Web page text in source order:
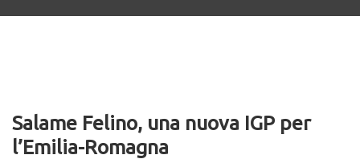
Salame Felino, una nuova IGP per
l’Emilia-Romagna